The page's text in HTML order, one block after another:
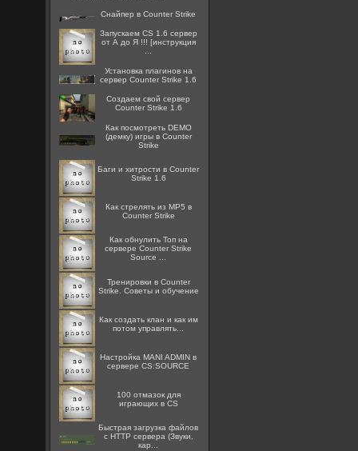
Снайпер в Counter Strike
Запускаем CS 1.6 сервер
от А до Я !!! [инструкция
Установка плагинов на
сервер Counter Strike 1.6
Создаем свой сервер
Counter Strike 1.6
Как посмотреть DEMO
(демку) игры в Counter
Strike
Баги и хитрости в Counter
Strike 1.6
Как стрелять из MP5 в
Counter Strike
Как обнулить Топ на
сервере Counter Strike
Source ...
Тренировки в Counter
Strike. Советы и обучение
Как создать клан и как им
потом управлять...
Настройка MANI ADMIN в
сервере CS:SOURCE
100 отмазок для
играющих в CS
Быстрая загрузка файлов
с HTTP сервера (Звуки,
кар...